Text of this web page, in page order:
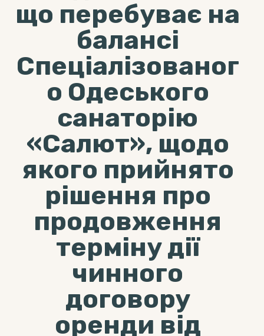
що перебуває на
балансі
Спеціалізованог
о Одеського
санаторію
«Салют», щодо
якого прийнято
рішення про
продовження
терміну дії
чинного
договору
оренди від